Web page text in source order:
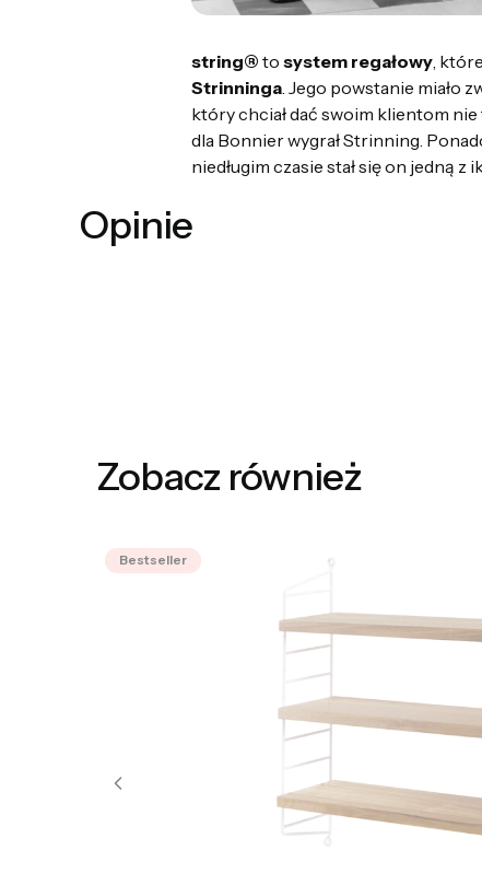
string® to system regałowy,
Strinninga. Jego powstanie miało
który chciał dać swoim klientom
dla Bonnier wygrał Strinning.
niedługim czasie stał się on jedną z
Opinie
Zobacz również
Bestseller